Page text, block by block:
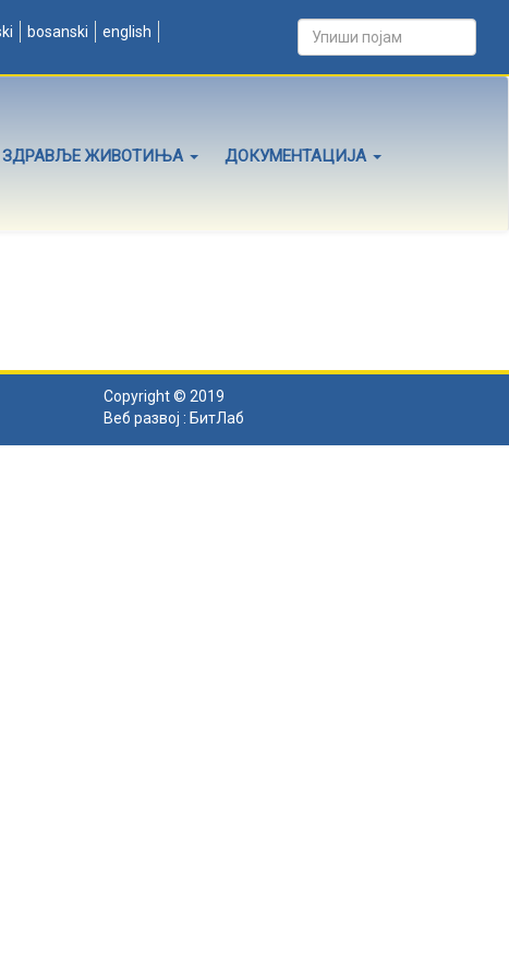
bosanski english
ЗДРАВЉЕ ЖИВОТИЊА ДОКУМЕНТАЦИЈА
Copyright © 2019
Веб развој : БитЛаб